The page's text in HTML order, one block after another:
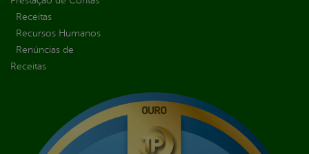
Receitas
Recursos Humanos
Renúncias de
Receitas